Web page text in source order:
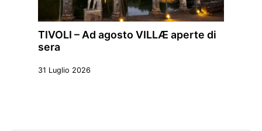
TIVOLI – Ad agosto VILLÆ aperte di
sera
31 Luglio 2026